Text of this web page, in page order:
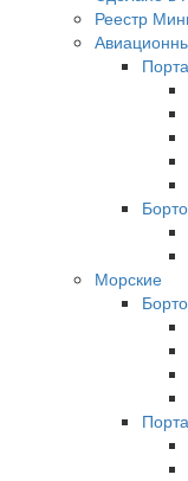
Реестр
Морские